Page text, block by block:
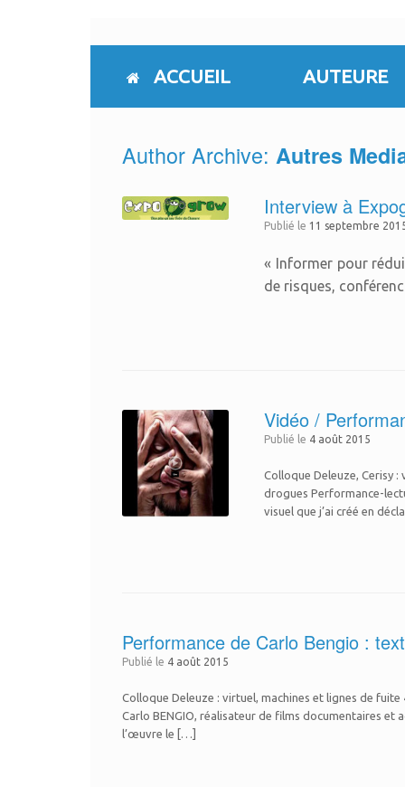
to
ACCUEIL AUTEURE
Author Archive: Autres
Interview à
Publié le 11 septembre
« Informer pour
de risques,
Vidéo /
Publié le 4 août 2015
Colloque Deleuze, Cerisy
drogues Performance-
visuel que j’ai créé en
Performance de Carlo Bengio :
Publié le 4 août 2015
Colloque Deleuze : virtuel, machines et lignes de
Carlo BENGIO, réalisateur de films documentaires
l’œuvre le […]